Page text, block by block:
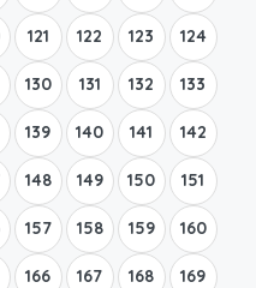
121 122 123 124
130 131 132 133
139 140 141 142
148 149 150 151
157 158 159 160
166 167 168 169